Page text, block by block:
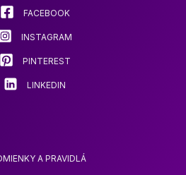
FACEBOOK
INSTAGRAM
PINTEREST
LINKEDIN
A PRAVIDLÁ